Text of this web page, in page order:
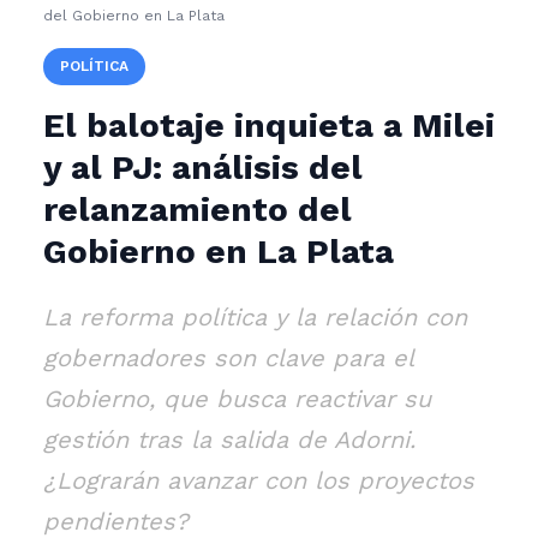
del Gobierno en La Plata
POLÍTICA
El balotaje inquieta a Milei
y al PJ: análisis del
relanzamiento del
Gobierno en La Plata
La reforma política y la relación con
gobernadores son clave para el
Gobierno, que busca reactivar su
gestión tras la salida de Adorni.
¿Lograrán avanzar con los proyectos
pendientes?